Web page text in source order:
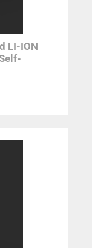
LI-ION